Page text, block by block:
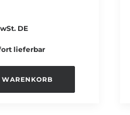
DE
lieferbar